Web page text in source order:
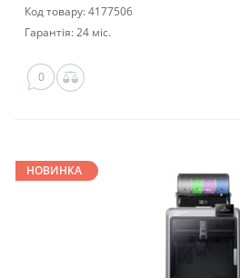
Код товару: 4177506
Гарантія: 24 міс.
0
НОВИНКА